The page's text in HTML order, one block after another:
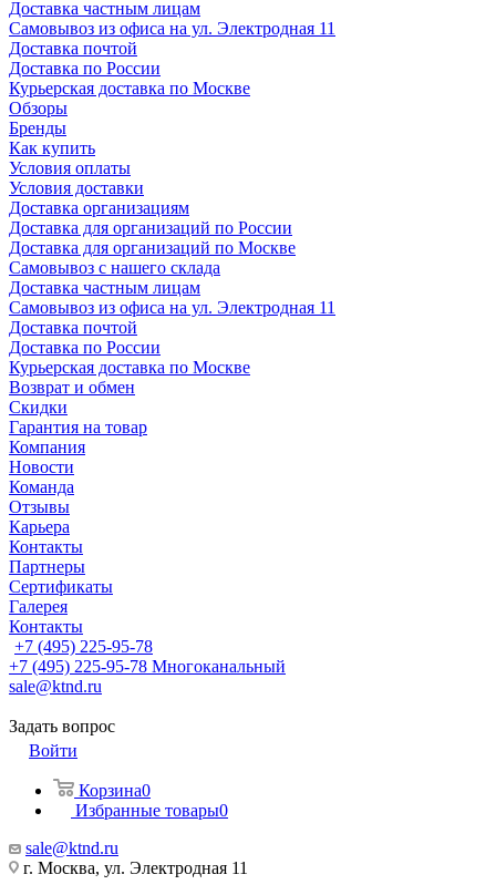
Доставка частным лицам
Самовывоз из офиса на ул. Электродная 11
Доставка почтой
Доставка по России
Курьерская доставка по Москве
Обзоры
Бренды
Как купить
Условия оплаты
Условия доставки
Доставка организациям
Доставка для организаций по России
Доставка для организаций по Москве
Самовывоз с нашего склада
Доставка частным лицам
Самовывоз из офиса на ул. Электродная 11
Доставка почтой
Доставка по России
Курьерская доставка по Москве
Возврат и обмен
Скидки
Гарантия на товар
Компания
Новости
Команда
Отзывы
Карьера
Контакты
Партнеры
Сертификаты
Галерея
Контакты
+7 (495) 225-95-78
+7 (495) 225-95-78 Многоканальный
sale@ktnd.ru
Задать вопрос
Войти
Корзина0
Избранные товары0
sale@ktnd.ru
г. Москва, ул. Электродная 11